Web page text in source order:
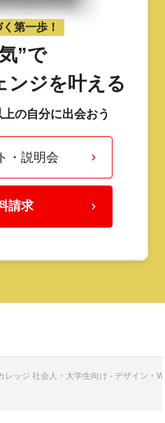
第一歩！
”で
ンジを叶える
の自分に出会おう
・説明会
請求
レッジ 社会人・大学生向け - デザイン・